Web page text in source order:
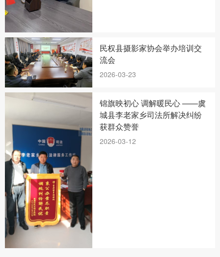
民权县摄影家协会举办培训交
流会
2026-03-23
锦旗映初心 调解暖民心 ——虞
城县李老家乡司法所解决纠纷
获群众赞誉
2026-03-12